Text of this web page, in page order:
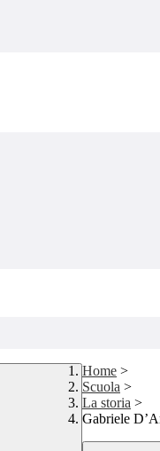
Home >
Scuola >
La storia >
Gabriele